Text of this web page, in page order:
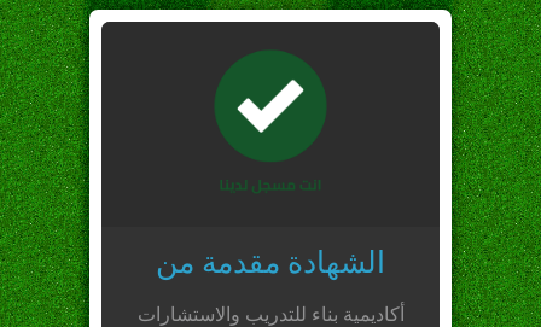
الشهادة مقدمة من
أكاديمية بناء للتدريب والاستشارات